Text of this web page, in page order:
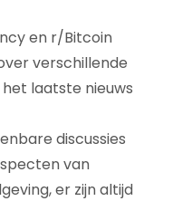
en r/Bitcoin
verschillende
laatste nieuws
discussies
van
er zijn altijd